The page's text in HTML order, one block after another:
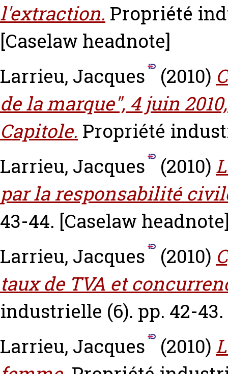
l'extraction. Propriété
[Caselaw headnote]
Larrieu, Jacques
(2010)
de la marque", 4 juin
Capitole. Propriété
Larrieu, Jacques
(2010)
par la responsabilité
43-44. [Caselaw
Larrieu, Jacques
(2010)
taux de TVA et
industrielle (6). pp. 42-43.
Larrieu, Jacques
(2010)